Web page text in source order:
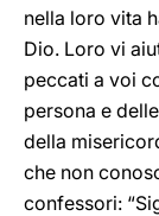
nella loro vita
Dio. Loro vi
peccati a voi
persona e
della
che non
confessori: